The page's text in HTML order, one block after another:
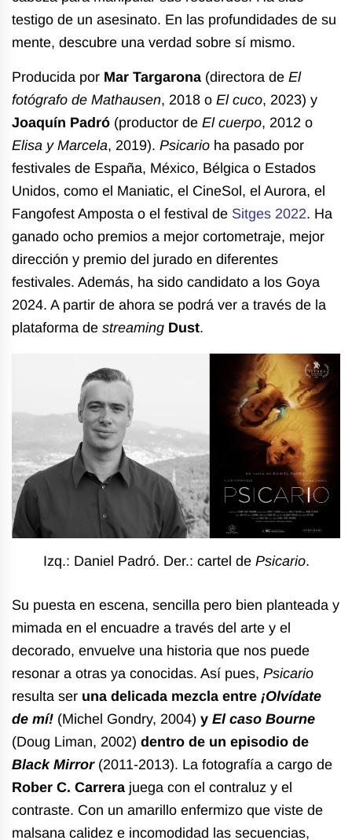
testigo de un asesinato. En las profundidades de su
mente, descubre una verdad sobre sí mismo.
Producida por Mar Targarona(directora de El
fotógrafo de Mathausen, 2018 o El cuco, 2023) y
Joaquín Padró (productor de El cuerpo, 2012 o
Elisa y Marcela, 2019). Psicario ha pasado por
festivales de España, México, Bélgica o Estados
Unidos, como el Maniatic, el CineSol, el Aurora, el
Fangofest Amposta o el festival de Sitges 2022. Ha
ganado ocho premios a mejor cortometraje, mejor
dirección y premio del jurado en diferentes
festivales. Además, ha sido candidato a los Goya
2024. A partir de ahora se podrá ver a través de la
plataforma de streaming Dust.
Izq.: Daniel Padró. Der.: cartel de Psicario.
Su puesta en escena, sencilla pero bien planteada y
mimada en el encuadre a través del arte y el
decorado, envuelve una historia que nos puede
resonar a otras ya conocidas. Así pues, Psicario
resulta ser una delicada mezcla entre ¡Olvídate
de mí! (Michel Gondry, 2004) y El caso Bourne
(Doug Liman, 2002) dentro de un episodio de
Black Mirror(2011-2013). La fotografía a cargo de
Rober C. Carrera juega con el contraluz y el
contraste. Con un amarillo enfermizo que viste de
malsana calidez e incomodidad las secuencias,